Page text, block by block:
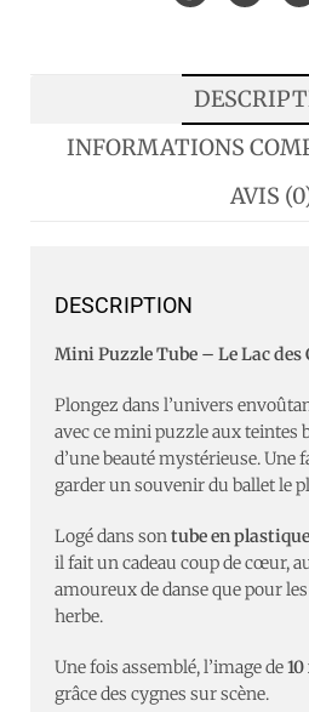
INFORMATIONS
AVIS
DESCRIPTION
Mini Puzzle Tube – Le Lac des
Plongez dans l’univers
avec ce mini puzzle aux teintes
d’une beauté mystérieuse. Une
garder un souvenir du ballet le
Logé dans sontube en
il fait un cadeau coup de cœur,
amoureux de danse que pour
herbe.
Une fois assemblé, l’image de10
grâce des cygnes sur scène.